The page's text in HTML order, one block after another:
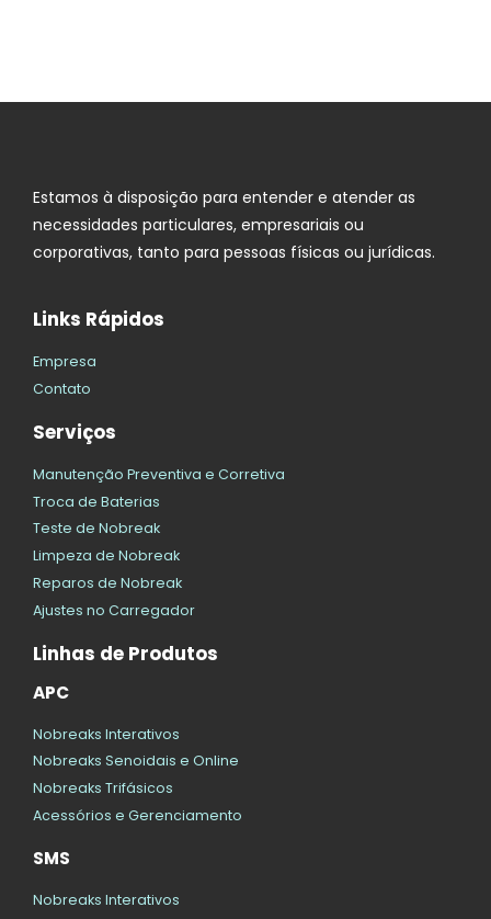
Estamos à disposição para entender e atender as
necessidades particulares, empresariais ou
corporativas, tanto para pessoas físicas ou jurídicas.
Links Rápidos
Empresa
Contato
Serviços
Manutenção Preventiva e Corretiva
Troca de Baterias
Teste de Nobreak
Limpeza de Nobreak
Reparos de Nobreak
Ajustes no Carregador
Linhas de Produtos
APC
Nobreaks Interativos
Nobreaks Senoidais e Online
Nobreaks Trifásicos
Acessórios e Gerenciamento
SMS
Nobreaks Interativos